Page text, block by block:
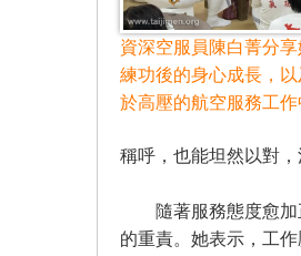
資深空服員陳白菁分享
練功後的身心成長，
於高壓的航空服務工作
稱呼，也能坦然以對，
隨著服務態度愈加正
的重責。她表示，工